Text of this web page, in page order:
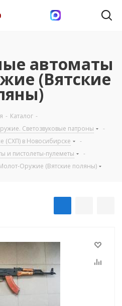
автоматы
(Вятские
- Каталог -
Светозвуковые патроны
-
в Новосибирске
-
и пистолеты-пулеметы
-
Оружие (Вятские поляны)